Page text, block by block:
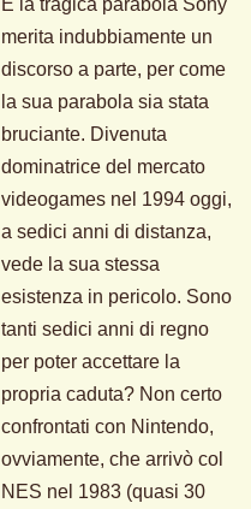
merita indubbiamente un
discorso a parte, per come
la sua parabola sia stata
bruciante. Divenuta
dominatrice del mercato
videogames nel 1994 oggi,
a sedici anni di distanza,
vede la sua stessa
esistenza in pericolo. Sono
tanti sedici anni di regno
per poter accettare la
propria caduta? Non certo
confrontati con Nintendo,
ovviamente, che arrivò col
NES nel 1983 (quasi 30